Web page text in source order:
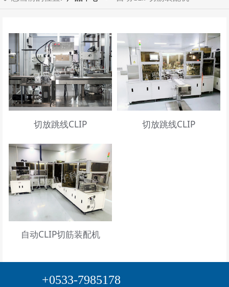
切放跳线CLIP 切放跳线CLIP
自动CLIP切筋装配机
+0533-7985178